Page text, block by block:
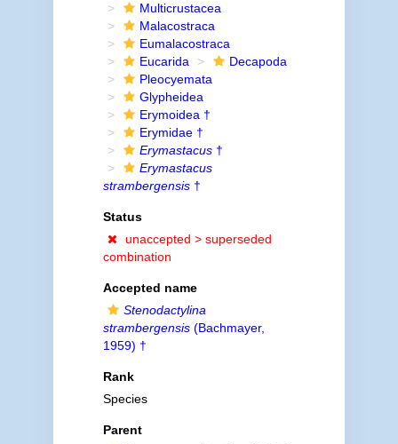
Multicrustacea
Malacostraca
Eumalacostraca
Eucarida
Decapoda
Pleocyemata
Glypheidea
Erymoidea †
Erymidae †
Erymastacus†
Erymastacus
strambergensis†
Status
unaccepted > superseded
combination
Accepted name
Stenodactylina
strambergensis(Bachmayer,
1959) †
Rank
Species
Parent